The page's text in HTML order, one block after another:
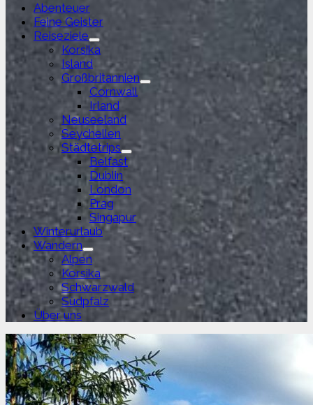
Abenteuer
Feine Geister
Reiseziele
Untermenü
anzeigen
Korsika
Island
Großbritannien
Untermenü
Cornwall
Irland
Neuseeland
Seychellen
Städtetrips
Untermenü
anzeigen
Belfast
Dublin
London
Prag
Singapur
Winterurlaub
Wandern
Untermenü
anzeigen
Alpen
Korsika
Schwarzwald
Südpfalz
Über uns